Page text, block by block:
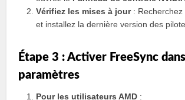
Vérifiez les mises à jour: Recherchez
et installez la dernière version des
Étape 3 : Activer FreeSync
paramètres
Pour les utilisateurs AMD :